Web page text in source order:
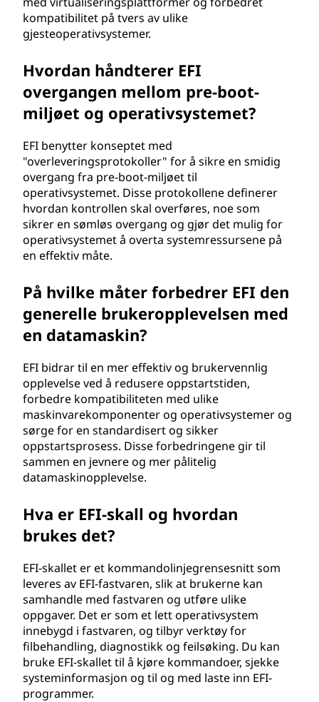
kompatibilitet på tvers av ulike
gjesteoperativsystemer.
Hvordan håndterer EFI
overgangen mellom pre-boot-
miljøet og operativsystemet?
EFI benytter konseptet med
"overleveringsprotokoller" for å sikre en smidig
overgang fra pre-boot-miljøet til
operativsystemet. Disse protokollene definerer
hvordan kontrollen skal overføres, noe som
sikrer en sømløs overgang og gjør det mulig for
operativsystemet å overta systemressursene på
en effektiv måte.
På hvilke måter forbedrer EFI den
generelle brukeropplevelsen med
en datamaskin?
EFI bidrar til en mer effektiv og brukervennlig
opplevelse ved å redusere oppstartstiden,
forbedre kompatibiliteten med ulike
maskinvarekomponenter og operativsystemer og
sørge for en standardisert og sikker
oppstartsprosess. Disse forbedringene gir til
sammen en jevnere og mer pålitelig
datamaskinopplevelse.
Hva er EFI-skall og hvordan
brukes det?
EFI-skallet er et kommandolinjegrensesnitt som
leveres av EFI-fastvaren, slik at brukerne kan
samhandle med fastvaren og utføre ulike
oppgaver. Det er som et lett operativsystem
innebygd i fastvaren, og tilbyr verktøy for
filbehandling, diagnostikk og feilsøking. Du kan
bruke EFI-skallet til å kjøre kommandoer, sjekke
systeminformasjon og til og med laste inn EFI-
programmer.